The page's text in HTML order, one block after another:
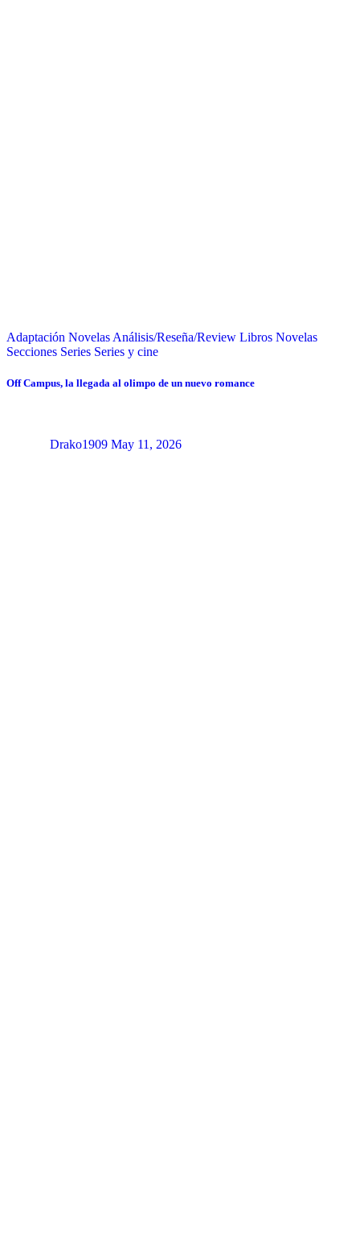
Adaptación Novelas Análisis/Reseña/Review Libros Novelas
Secciones Series Series y cine
Off Campus, la llegada al olimpo de un nuevo romance
Drako1909 May 11, 2026